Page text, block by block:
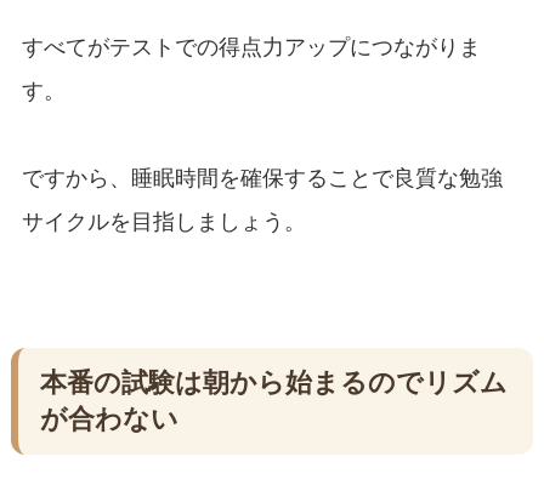
すべてがテストでの得点力アップにつながりま
す。
ですから、睡眠時間を確保することで良質な勉強
サイクルを目指しましょう。
本番の試験は朝から始まるのでリズム
が合わない